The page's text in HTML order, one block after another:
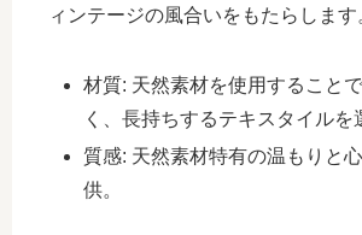
ィンテージの風合いをもたらします
材質: 天然素材を使用すること
く、長持ちするテキスタイルを
質感: 天然素材特有の温もりと
供。